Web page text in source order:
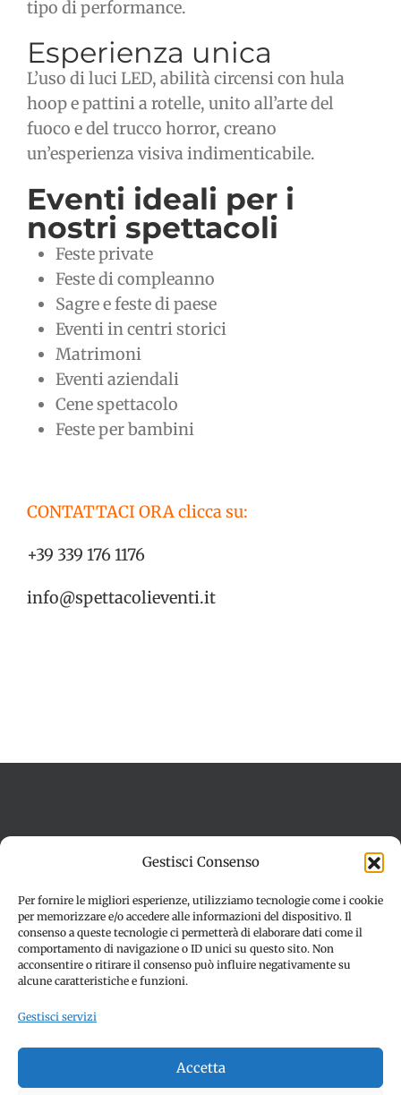
Gestisci Consenso
Per fornire le migliori esperienze, utilizziamo tecnologie come i cookie
per memorizzare e/o accedere alle informazioni del dispositivo. Il
consenso a queste tecnologie ci permetterà di elaborare dati come il
comportamento di navigazione o ID unici su questo sito. Non
acconsentire o ritirare il consenso può influire negativamente su
alcune caratteristiche e funzioni.
Gestisci servizi
Accetta
tipo di performance.
Esperienza unica
L’uso di luci LED, abilità circensi con hula
hoop e pattini a rotelle, unito all’arte del
fuoco e del trucco horror, creano
un’esperienza visiva indimenticabile.
Eventi ideali per i
nostri spettacoli
Feste private
Feste di compleanno
Sagre e feste di paese
Eventi in centri storici
Matrimoni
Eventi aziendali
Cene spettacolo
Feste per bambini
CONTATTACI ORA clicca su:
+39 339 176 1176
info@spettacolieventi.it
Disconoscimento
© Copyright 2012 -2026 | SPETTACOLI EVENTI - CIVITANOVA
MARCHE (MC) - Partita iva: 01907890436 | ALL RIGHTS